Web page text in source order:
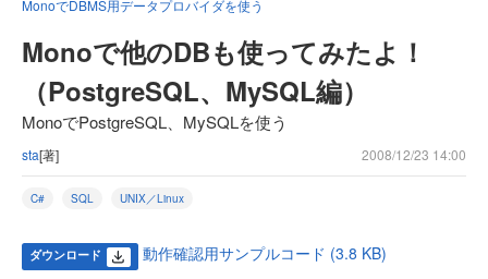
MonoでDBMS用データプロバイダを使う
Monoで他のDBも使ってみたよ！
（PostgreSQL、MySQL編）
MonoでPostgreSQL、MySQLを使う
sta[著] 2008/12/23 14:00
C# SQL UNIX／Linux
ダウンロード 動作確認用サンプルコード (3.8 KB)